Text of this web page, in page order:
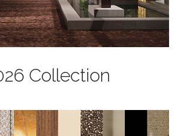
Collection